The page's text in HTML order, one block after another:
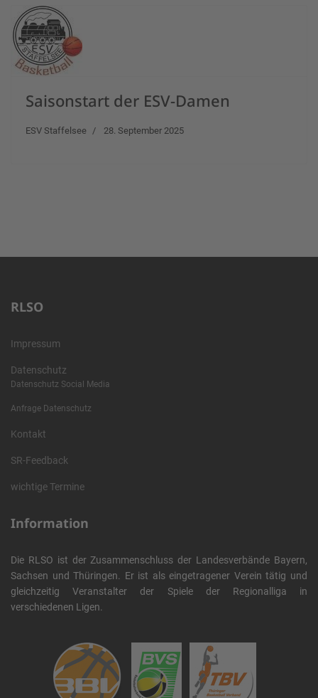
Saisonstart der ESV-Damen
ESV Staffelsee 28. September 2025
RLSO
Impressum
Datenschutz
Datenschutz Social Media
Anfrage Datenschutz
Kontakt
SR-Feedback
wichtige Termine
Information
Die RLSO ist der Zusammenschluss der Landesverbände Bayern,
Sachsen und Thüringen. Er ist als eingetragener Verein tätig und
gleichzeitig Veranstalter der Spiele der Regionalliga in
verschiedenen Ligen.